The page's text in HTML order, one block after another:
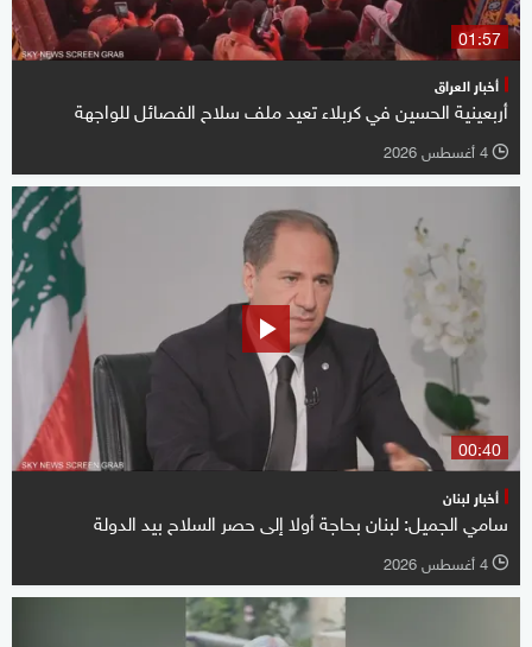
01:57
أخبار العراق
أربعينية الحسين في كربلاء تعيد ملف سلاح الفصائل للواجهة
l 4 أغسطس 2026
00:40
أخبار لبنان
سامي الجميل: لبنان بحاجة أولا إلى حصر السلاح بيد الدولة
l 4 أغسطس 2026